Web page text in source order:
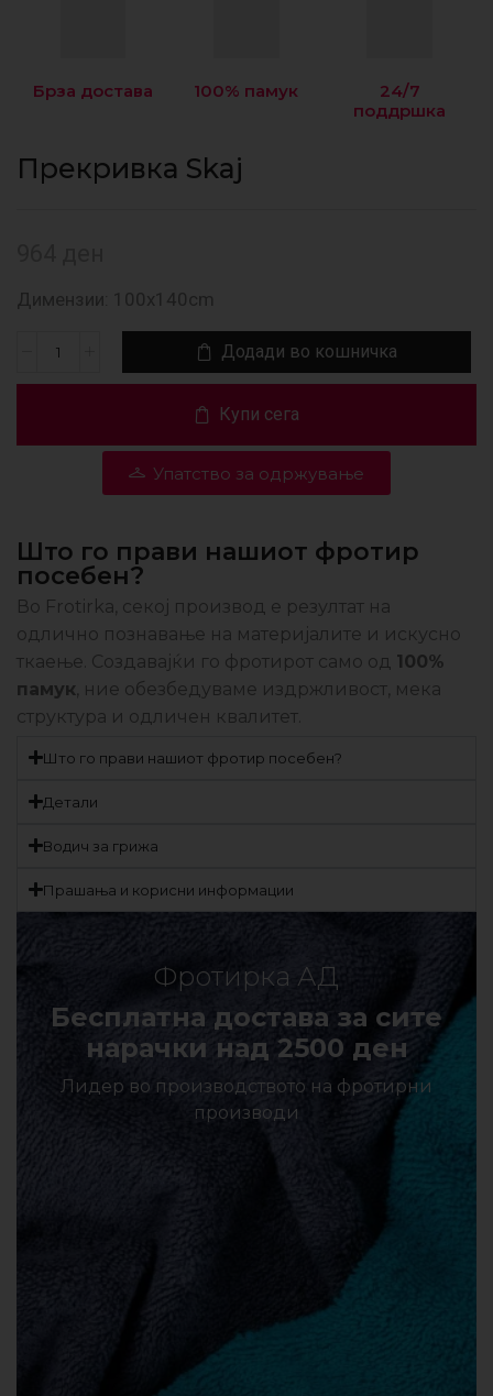
Брза достава 100% памук
24/7
поддршка
Прекривка Skaj
Димензии: 100х140cm
Додади во кошничка
Купи сега
Упатство за одржување
Што го прави нашиот фротир
посебен?
Во Frotirka, секој производ е резултат на
одлично познавање на материјалите и искусно
ткаење. Создавајќи го фротирот само од 100%
памук , ние обезбедуваме издржливост, мека
структура и одличен квалитет.
Што го прави нашиот фротир посебен?
Детали
Водич за грижа
Прашања и корисни информации
Фротирка АД
Бесплатна достава за сите
нарачки над 2500 ден
Лидер во производството на фротирни
производи